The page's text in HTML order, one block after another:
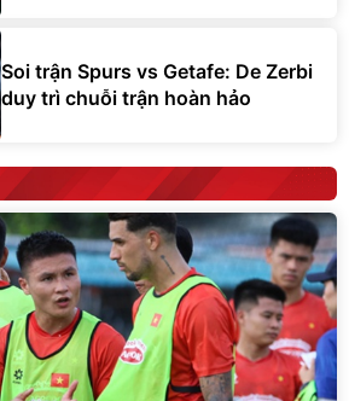
Soi trận Spurs vs Getafe: De Zerbi
duy trì chuỗi trận hoàn hảo